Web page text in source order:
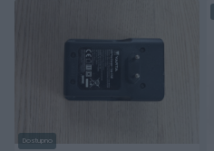
Dostupno